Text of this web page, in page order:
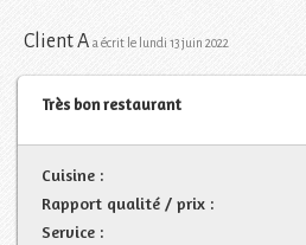
Client A a écrit le lundi 13 juin 2022
Très bon restaurant
Cuisine :
Rapport qualité / prix :
Service :